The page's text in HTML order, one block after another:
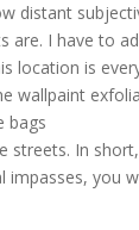
distant
are. I have to
location is
wallpaint
bags
streets. In
impasses, you